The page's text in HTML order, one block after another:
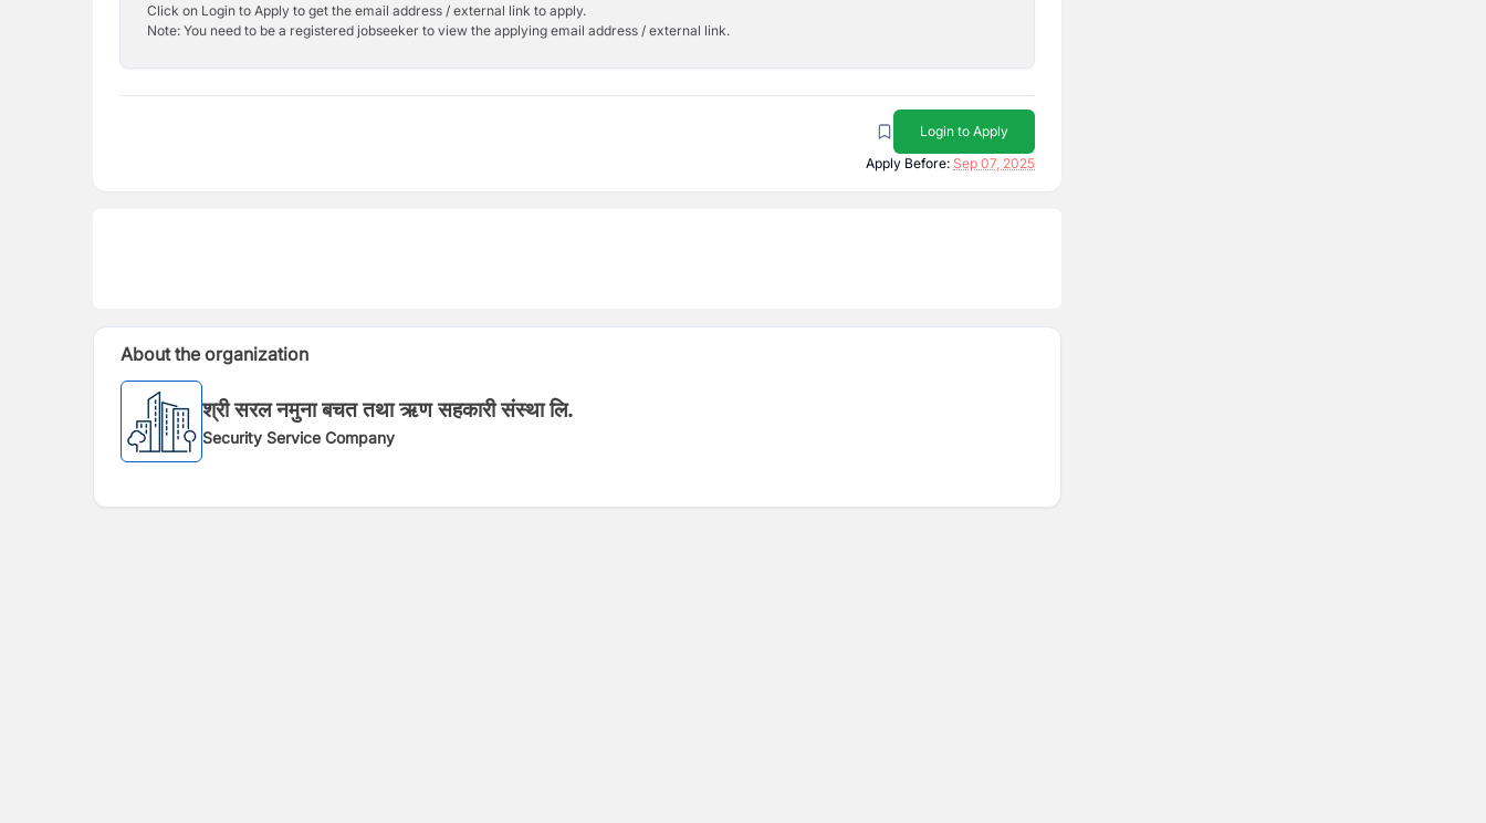
Click on Login to Apply to get the email address / external link to apply.
Note: You need to be a registered jobseeker to view the applying email address / external link.
Login to Apply
Apply Before: Sep 07, 2025
About the organization
श्री सरल नमुना बचत तथा ऋण सहकारी संस्था लि.
Security Service Company